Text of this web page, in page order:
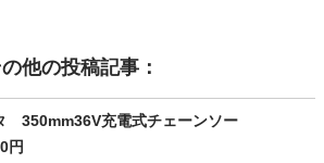
他の投稿記事：
350mm36V充電式チェーンソー
円